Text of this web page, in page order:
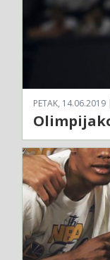
PETAK,